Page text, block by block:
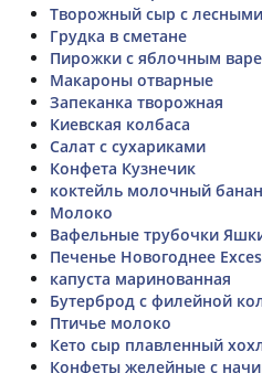
Творожный сыр с
Грудка в сметане
Пирожки с яблочным
Макароны отварные
Запеканка творожная
Киевская колбаса
Салат с сухариками
Конфета Кузнечик
коктейль молочный
Молоко
Вафельные трубочки
Печенье Новогоднее
капуста маринованная
Бутерброд с филейной
Птичье молоко
Кето сыр плавленный
Конфеты желейные с